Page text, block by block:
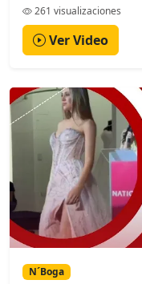
261 visualizaciones
Ver Video
N´Boga